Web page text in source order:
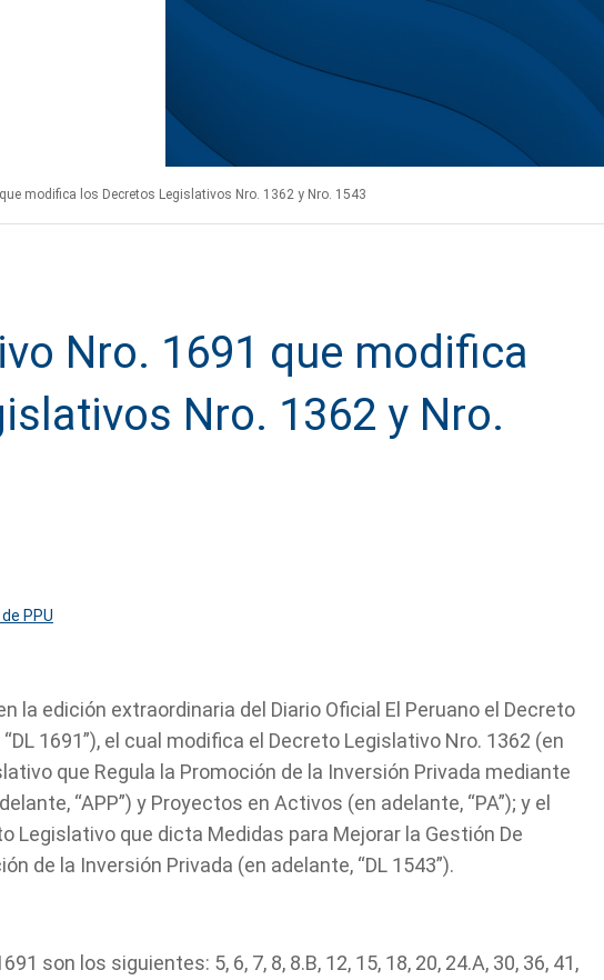
modifica los Decretos Legislativos Nro. 1362 y Nro. 1543
Nro. 1691 que modifica
Nro. 1362 y Nro.
PPU
la edición extraordinaria del Diario Oficial El Peruano el Decreto
1691”), el cual modifica el Decreto Legislativo Nro. 1362 (en
que Regula la Promoción de la Inversión Privada mediante
“APP”) y Proyectos en Activos (en adelante, “PA”); y el
Legislativo que dicta Medidas para Mejorar la Gestión De
de la Inversión Privada (en adelante, “DL 1543”).
son los siguientes: 5, 6, 7, 8, 8.B, 12, 15, 18, 20, 24.A, 30, 36, 41,